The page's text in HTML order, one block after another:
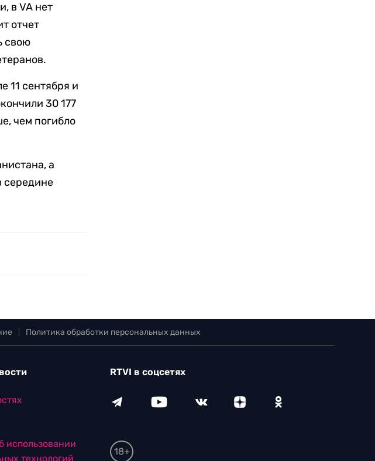
в VA нет
отчет
свою
11 сентября и
30 177
чем погибло
а
середине
Политика обработки персональных данных
использовании
технологий
RTVI в соцсетях
18+